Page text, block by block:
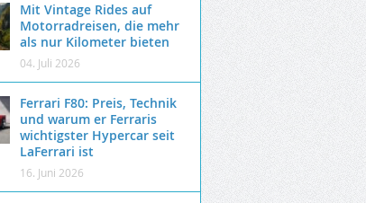
Mit Vintage Rides auf
Motorradreisen, die mehr
als nur Kilometer bieten
04. Juli 2026
Ferrari F80: Preis, Technik
und warum er Ferraris
wichtigster Hypercar seit
LaFerrari ist
16. Juni 2026